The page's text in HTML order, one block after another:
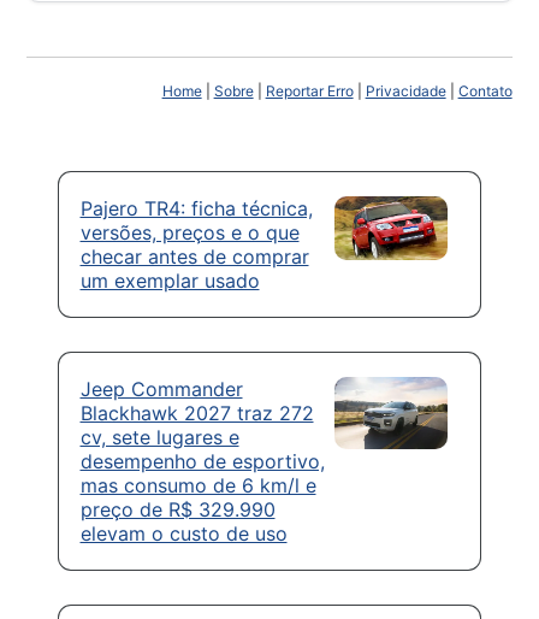
Home| Sobre| Reportar Erro| Privacidade| Contato
Pajero TR4: ficha técnica,
versões, preços e o que
checar antes de comprar
um exemplar usado
Jeep Commander
Blackhawk 2027 traz 272
cv, sete lugares e
desempenho de esportivo,
mas consumo de 6 km/l e
preço de R$ 329.990
elevam o custo de uso